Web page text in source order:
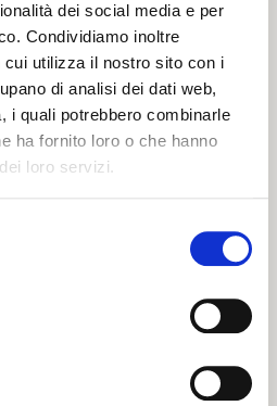
dei social media e per
Condividiamo inoltre
utilizza il nostro sito con i
di analisi dei dati web,
i quali potrebbero combinarle
ha fornito loro o che hanno
loro servizi.
dove ora sorge la Chiesa di
con l’immagine della Vergine
di una piccola
secolo.
deriva dalla sua collocazione
del Po, nei pressi di un guado
su progetto del celebre
il capomastro Bartolomeo
ospita la volta dove sono visibili i